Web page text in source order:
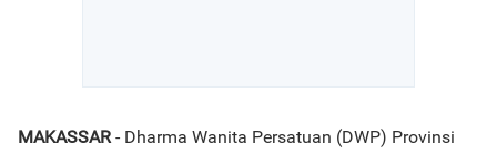
MAKASSAR- Dharma Wanita Persatuan (DWP) Provinsi